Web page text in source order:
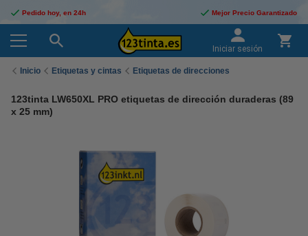
Pedido hoy, en 24h Mejor Precio Garantizado
Iniciar sesión
Inicio Etiquetas y cintas Etiquetas de direcciones
123tinta LW650XL PRO etiquetas de dirección duraderas (89
x 25 mm)